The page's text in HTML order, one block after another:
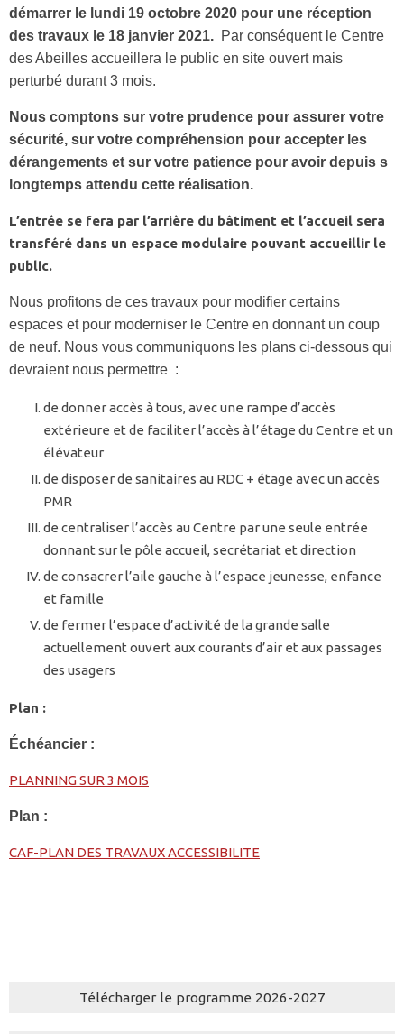
démarrer le lundi 19 octobre 2020 pour une réception
des travaux le 18 janvier 2021. Par conséquent le Centre
des Abeilles accueillera le public en site ouvert mais
perturbé durant 3 mois.
Nous comptons sur votre prudence pour assurer votre
sécurité, sur votre compréhension pour accepter les
dérangements et sur votre patience pour avoir depuis s
longtemps attendu cette réalisation.
L’entrée se fera par l’arrière du bâtiment et l’accueil sera
transféré dans un espace modulaire pouvant accueillir le
public.
Nous profitons de ces travaux pour modifier certains
espaces et pour moderniser le Centre en donnant un coup
de neuf. Nous vous communiquons les plans ci-dessous qui
devraient nous permettre :
de donner accès à tous, avec une rampe d’accès
extérieure et de faciliter l’accès à l’étage du Centre et un
élévateur
de disposer de sanitaires au RDC + étage avec un accès
PMR
de centraliser l’accès au Centre par une seule entrée
donnant sur le pôle accueil, secrétariat et direction
de consacrer l’aile gauche à l’espace jeunesse, enfance
et famille
de fermer l’espace d’activité de la grande salle
actuellement ouvert aux courants d’air et aux passages
des usagers
Plan :
Échéancier :
PLANNING SUR 3 MOIS
Plan :
CAF-PLAN DES TRAVAUX ACCESSIBILITE
Télécharger le programme 2026-2027